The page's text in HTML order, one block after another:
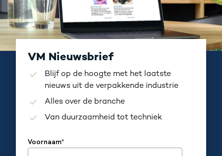
VM Nieuwsbrief
Blijf op de hoogte met het laatste
nieuws uit de verpakkende industrie
Alles over de branche
Van duurzaamheid tot techniek
Voornaam*